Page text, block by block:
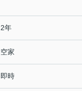
2年
空家
即時